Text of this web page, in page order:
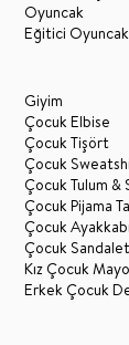
Oyuncak
Eğitici Oyuncak
Giyim
Çocuk Elbise
Çocuk Tişört
Çocuk
Çocuk Tulum
Çocuk Pijama
Çocuk Ayakkabı
Çocuk Sandalet
Kız Çocuk
Erkek Çocuk